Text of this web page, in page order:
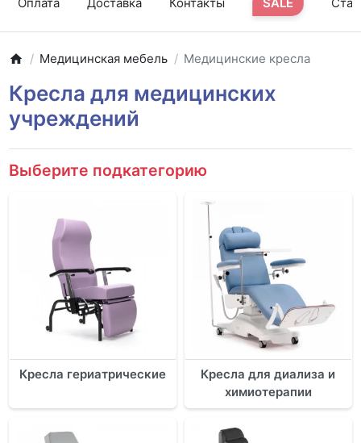
Медицинская мебель Медицинские кресла
Кресла для медицинских
учреждений
Выберите подкатегорию
Кресла гериатрические
Кресла для диализа и
химиотерапии